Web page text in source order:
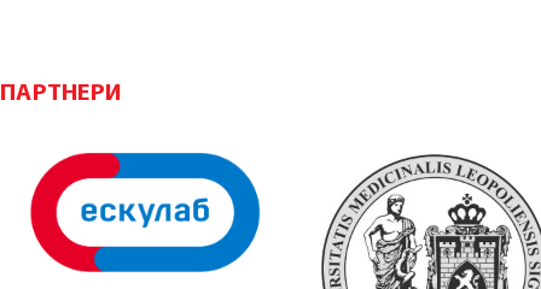
Консультація трихолога
Консультація психолога
Консультація дієтолога
ПАРТНЕРИ